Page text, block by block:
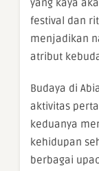
yang kaya
festival dan
menjadikan
atribut
Budaya di
aktivitas
keduanya
kehidupan
berbagai